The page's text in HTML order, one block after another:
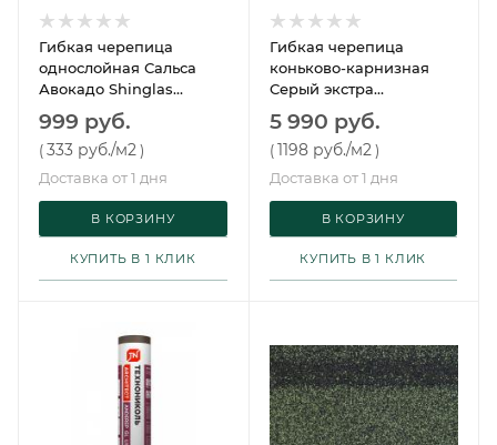
Гибкая черепица
однослойная Сальса
Авокадо Shinglas
Технониколь ОСТАТКИ
999 руб.
(333 руб./м2)
Доставка от 1 дня
В КОРЗИНУ
КУПИТЬ В 1 КЛИК
Гибкая черепица
коньково-карнизная
Серый экстра
Технониколь
5 990 руб.
(1198 руб./м2 )
Доставка от 1 дня
В КОРЗИНУ
КУПИТЬ В 1 КЛИК